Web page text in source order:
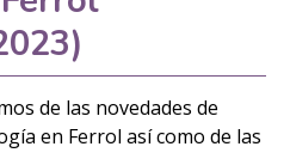
de las novedades de
en Ferrol así como de las